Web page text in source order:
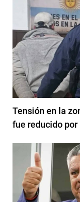
Tensión en la
fue reducido